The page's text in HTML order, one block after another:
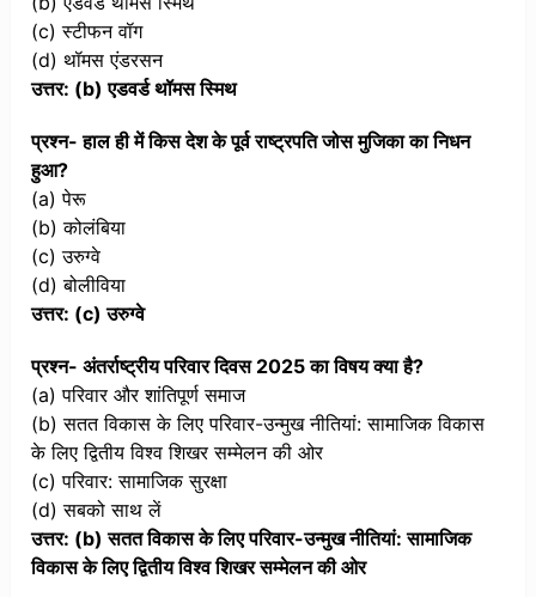
(c) स्टीफन वॉग
(d) थॉमस एंडरसन
उत्तर: (b) एडवर्ड थॉमस स्मिथ
प्रश्न- हाल ही में किस देश के पूर्व राष्ट्रपति जोस मुजिका का निधन
हुआ?
(a) पेरू
(b) कोलंबिया
(c) उरुग्वे
(d) बोलीविया
उत्तर: (c) उरुग्वे
प्रश्न- अंतर्राष्ट्रीय परिवार दिवस 2025 का विषय क्या है?
(a) परिवार और शांतिपूर्ण समाज
(b) सतत विकास के लिए परिवार-उन्मुख नीतियां: सामाजिक विकास
के लिए द्वितीय विश्व शिखर सम्मेलन की ओर
(c) परिवार: सामाजिक सुरक्षा
(d) सबको साथ लें
उत्तर: (b) सतत विकास के लिए परिवार-उन्मुख नीतियां: सामाजिक
विकास के लिए द्वितीय विश्व शिखर सम्मेलन की ओर